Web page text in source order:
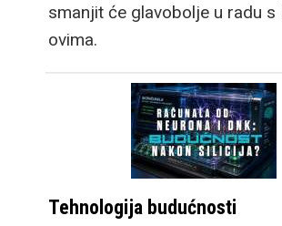
smanjit će glavobolje u radu s
ovima.
Tehnologija budućnosti